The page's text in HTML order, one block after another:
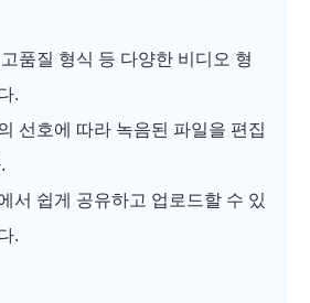
품질 형식 등 다양한 비디오 형
.
선호에 따라 녹음된 파일을 편집
서 쉽게 공유하고 업로드할 수 있
.